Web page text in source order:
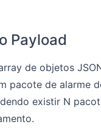
Payload
de objetos
pacote de alarme
existir N